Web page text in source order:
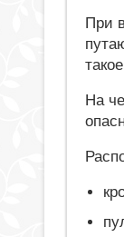
При
На